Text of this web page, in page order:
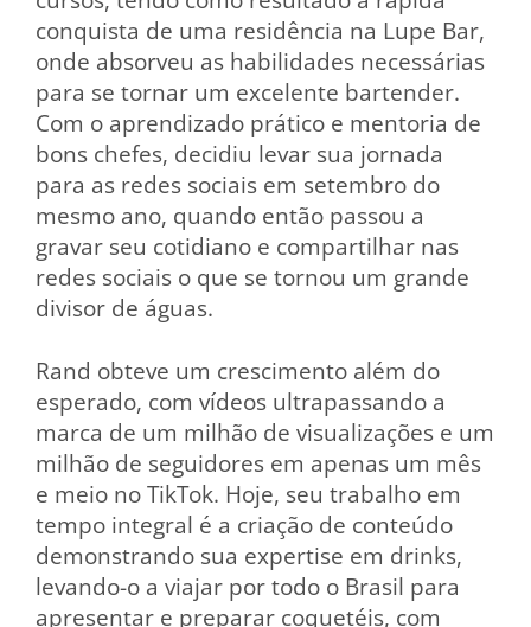
conquista de uma residência na Lupe Bar,
onde absorveu as habilidades necessárias
para se tornar um excelente bartender.
Com o aprendizado prático e mentoria de
bons chefes, decidiu levar sua jornada
para as redes sociais em setembro do
mesmo ano, quando então passou a
gravar seu cotidiano e compartilhar nas
redes sociais o que se tornou um grande
divisor de águas.
Rand obteve um crescimento além do
esperado, com vídeos ultrapassando a
marca de um milhão de visualizações e um
milhão de seguidores em apenas um mês
e meio no TikTok. Hoje, seu trabalho em
tempo integral é a criação de conteúdo
demonstrando sua expertise em drinks,
levando-o a viajar por todo o Brasil para
apresentar e preparar coquetéis, com